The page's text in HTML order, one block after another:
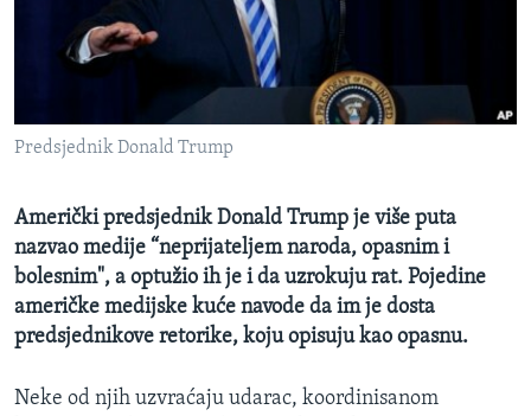
MAGAZIN
O GLASU AMERIKE
Learning English
Jezici
Predsjednik Donald Trump
Američki predsjednik Donald Trump je više puta
nazvao medije “neprijateljem naroda, opasnim i
bolesnim", a optužio ih je i da uzrokuju rat. Pojedine
američke medijske kuće navode da im je dosta
predsjednikove retorike, koju opisuju kao opasnu.
Neke od njih uzvraćaju udarac, koordinisanom